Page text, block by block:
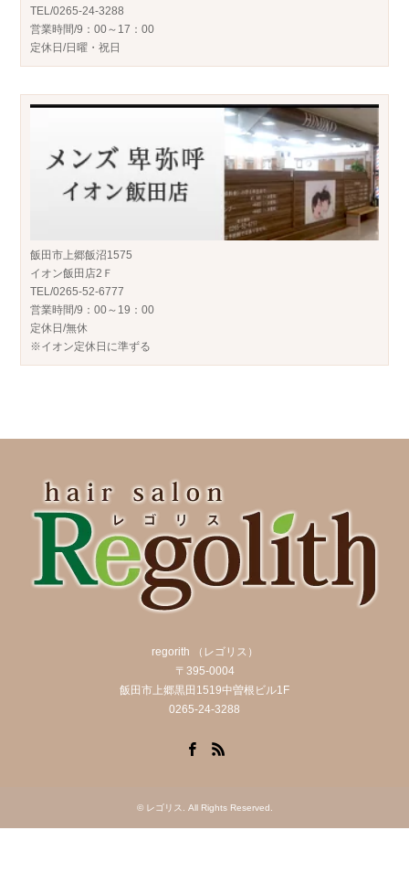
TEL/0265-24-3288
営業時間/9：00～17：00
定休日/日曜・祝日
飯田市上郷飯沼1575
イオン飯田店2Ｆ
TEL/0265-52-6777
営業時間/9：00～19：00
定休日/無休
※イオン定休日に準ずる
regorith （レゴリス）
〒395-0004
飯田市上郷黒田1519中曽根ビル1F
0265-24-3288
© レゴリス . All Rights Reserved.